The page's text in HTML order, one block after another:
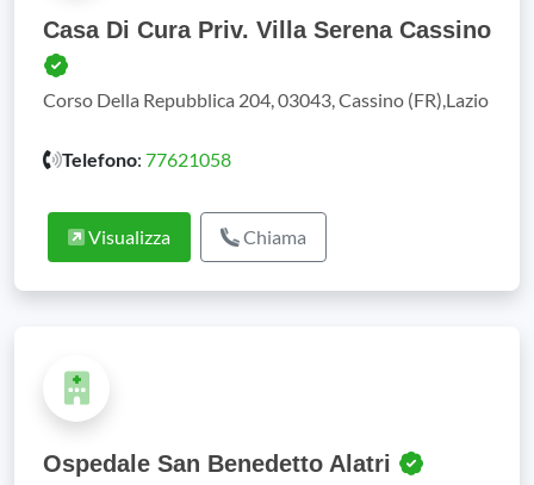
Casa Di Cura Priv. Villa Serena Cassino
Corso Della Repubblica 204, 03043, Cassino (FR),Lazio
Telefono: 77621058
Visualizza Chiama
Ospedale San Benedetto Alatri